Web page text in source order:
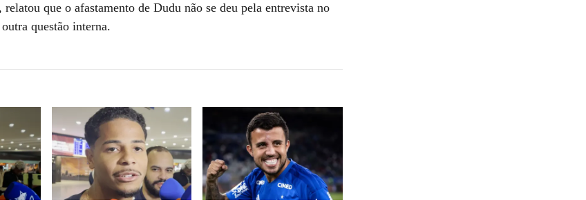
que o afastamento de Dudu não se deu pela entrevista no
questão interna.